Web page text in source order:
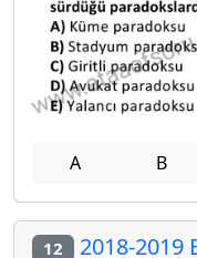
A B
12 2018-2019